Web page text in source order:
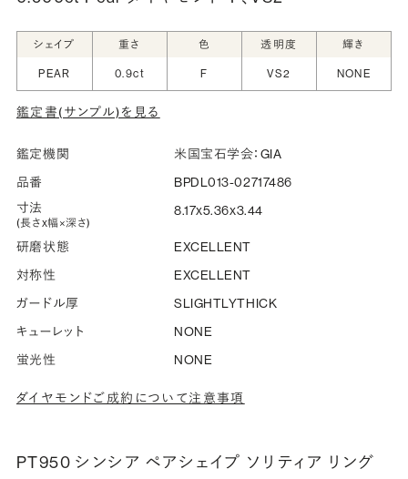
シークレットストーン：指輪の内側に留める宝石のこ
と
指輪の内側に、誕生石やピンクダイヤモンドなど、お好みの
宝石を選んでセッティングすることができます。ショッピング
詳しく見る
シェイプ 重さ 色 透明度 輝き
PEAR 0.9ct F VS2 NONE
鑑定書(サンプル)を見る
鑑定機関
米国宝石学会：GIA
品番
BPDL013-02717486
寸法
(長さx幅×深さ)
8.17x5.36x3.44
研磨状態
EXCELLENT
対称性
EXCELLENT
ガードル厚
SLIGHTLYTHICK
キューレット
NONE
蛍光性
NONE
ダイヤモンドご成約について注意事項
PT950 シンシア ペアシェイプ ソリティア リング